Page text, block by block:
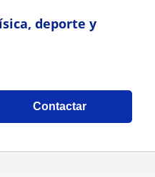
deporte y
Contactar